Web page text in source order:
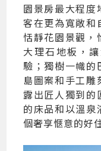
園景房最大程度
客在更為寬敞和
恬靜花園景觀，
大理石地板，
驗；獨樹一幟的
島圖案和手工雕
露出匠人獨到的
的床品和以溫泉
個奢享愜意的好